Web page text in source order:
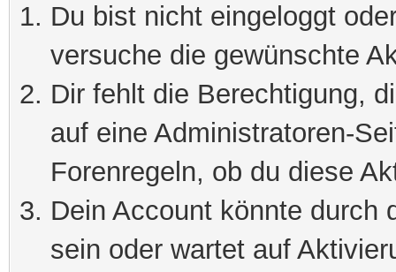
Du bist nicht eingeloggt
versuche die gewünschte
Dir fehlt die Berechtigung,
auf eine Administratoren-
Forenregeln, ob du diese
Dein Account könnte durch
sein oder wartet auf